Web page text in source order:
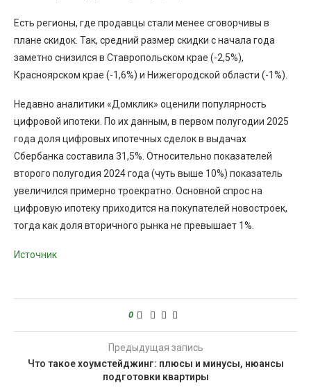
Есть регионы, где продавцы стали менее сговорчивы в
плане скидок. Так, средний размер скидки с начала года
заметно снизился в Ставропольском крае (-2,5%),
Красноярском крае (-1,6%) и Нижегородской области (-1%).
Недавно аналитики «Домклик» оценили популярность
цифровой ипотеки. По их данным, в первом полугодии 2025
года доля цифровых ипотечных сделок в выдачах
Сбербанка составила 31,5%. Относительно показателей
второго полугодия 2024 года (чуть выше 10%) показатель
увеличился примерно троекратно. Основной спрос на
цифровую ипотеку приходится на покупателей новостроек,
тогда как доля вторичного рынка не превышает 1%.
Источник
0
Предыдущая запись
Что такое хоумстейджинг: плюсы и минусы, нюансы
подготовки квартиры